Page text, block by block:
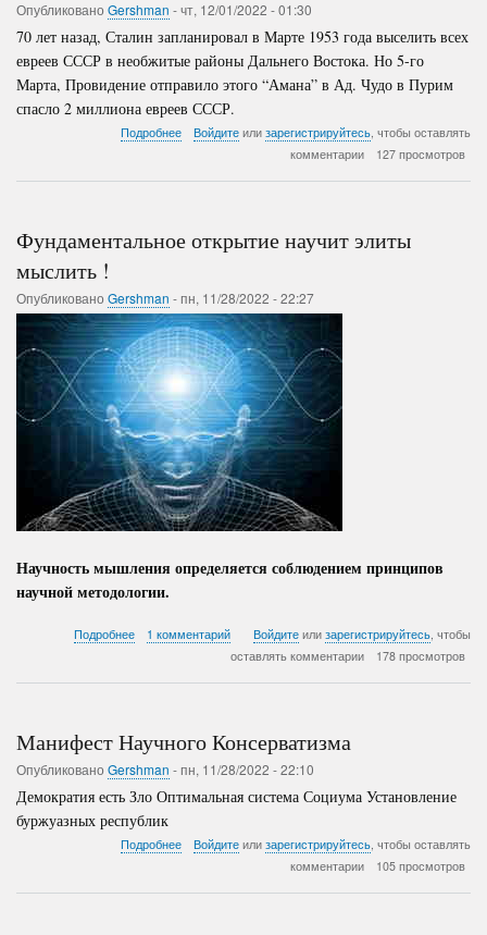
Опубликовано Gershman -чт, 12/01/2022 - 01:30
70 лет назад, Сталин запланировал в Марте 1953 года выселить всех
евреев СССР в необжитые районы Дальнего Востока. Но 5-го
Марта, Провидение отправило этого “Амана” в Ад. Чудо в Пурим
спасло 2 миллиона евреев СССР.
Подробнее
Последние
Войдите или зарегистрируйтесь, чтобы оставлять
комментарии
127 просмотров
Фундаментальное открытие научит элиты
мыслить !
Опубликовано Gershman -пн, 11/28/2022 - 22:27
Научность мышления определяется соблюдением принципов
научной методологии.
Подробнеео
научит
!
1 комментарий Войдите или зарегистрируйтесь , чтобы
оставлять комментарии
178 просмотров
Манифест Научного Консерватизма
Опубликовано Gershman -пн, 11/28/2022 - 22:10
Демократия есть Зло Оптимальная система Социума Установление
буржуазных республик
Подробнее
Консерватизма
Войдите или зарегистрируйтесь , чтобы оставлять
комментарии
105 просмотров